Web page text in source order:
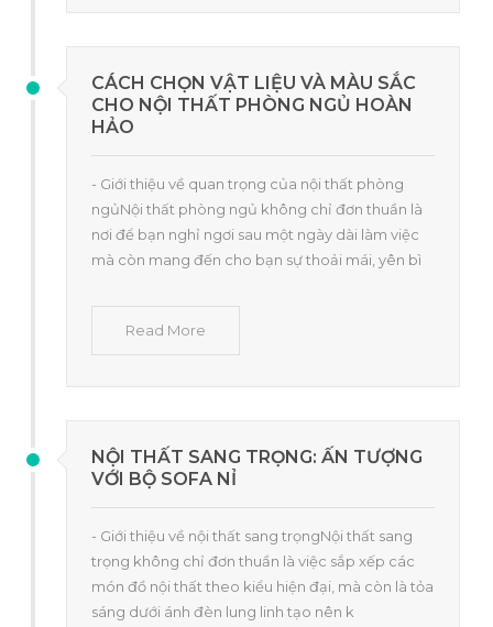
CÁCH CHỌN VẬT LIỆU VÀ MÀU SẮC
CHO NỘI THẤT PHÒNG NGỦ HOÀN
HẢO
- Giới thiệu về quan trọng của nội thất phòng
ngủNội thất phòng ngủ không chỉ đơn thuần là
nơi để bạn nghỉ ngơi sau một ngày dài làm việc
mà còn mang đến cho bạn sự thoải mái, yên bì
Read More
NỘI THẤT SANG TRỌNG: ẤN TƯỢNG
VỚI BỘ SOFA NỈ
- Giới thiệu về nội thất sang trọngNội thất sang
trọng không chỉ đơn thuần là việc sắp xếp các
món đồ nội thất theo kiểu hiện đại, mà còn là tỏa
sáng dưới ánh đèn lung linh tạo nên k